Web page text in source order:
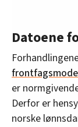
Datoene
er
Derfor er
norske